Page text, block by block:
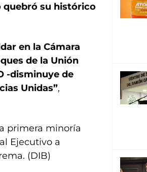
quebró su histórico
en la Cámara
de la Unión
-disminuye de
Unidas”,
primera minoría
Ejecutivo a
(DIB)